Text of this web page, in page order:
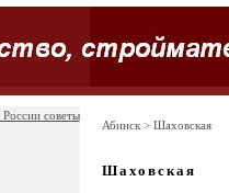
советы
Абинск> Шаховская
Шаховская